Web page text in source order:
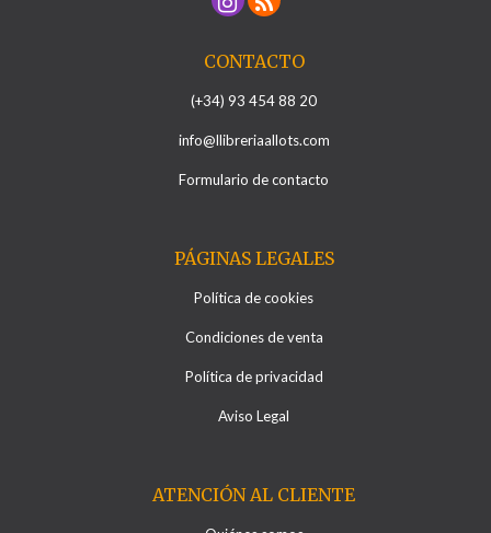
CONTACTO
(+34) 93 454 88 20
info@llibreriaallots.com
Formulario de contacto
PÁGINAS LEGALES
Política de cookies
Condiciones de venta
Política de privacidad
Aviso Legal
ATENCIÓN AL CLIENTE